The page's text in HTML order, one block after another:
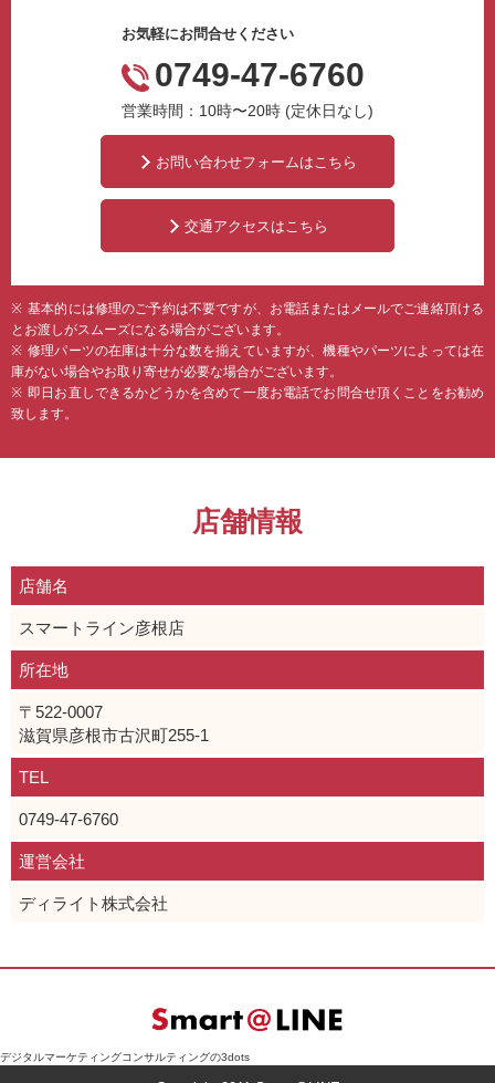
お気軽にお問合せください
0749-47-6760
営業時間：10時〜20時 (定休日なし)
お問い合わせフォームはこちら
交通アクセスはこちら
基本的には修理のご予約は不要ですが、お電話またはメールでご連絡頂ける
とお渡しがスムーズになる場合がございます。
修理パーツの在庫は十分な数を揃えていますが、機種やパーツによっては在
庫がない場合やお取り寄せが必要な場合がございます。
即日お直しできるかどうかを含めて一度お電話でお問合せ頂くことをお勧め
致します。
店舗情報
店舗名
スマートライン彦根店
所在地
〒522-0007
滋賀県彦根市古沢町255-1
TEL
0749-47-6760
運営会社
ディライト株式会社
デジタルマーケティングコンサルティングの3dots